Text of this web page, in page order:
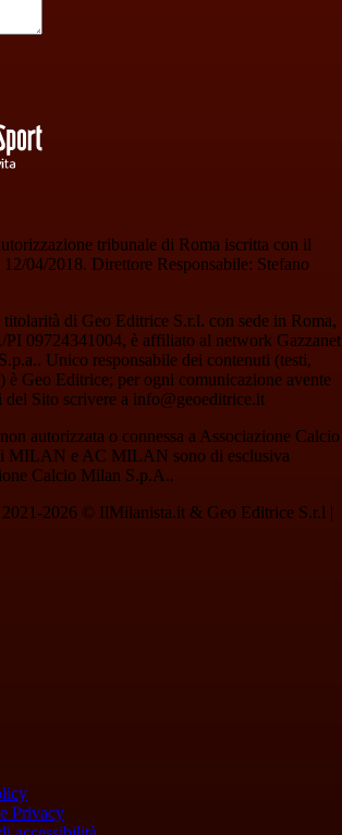
tribunale di Roma iscritta con il
04/2018. Direttore Responsabile: Stefano
di Geo Editrice S.r.l. con sede in Roma,
09724341004, è affiliato al network Gazzanet
Unico responsabile dei contenuti (testi,
è Geo Editrice; per ogni comunicazione avente
del Sito scrivere a info@geoeditrice.it
autorizzata o connessa a Associazione Calcio
MILAN e AC MILAN sono di esclusiva
Calcio Milan S.p.A..
2026 © IlMilanista.it & Geo Editrice S.r.l |
Privacy